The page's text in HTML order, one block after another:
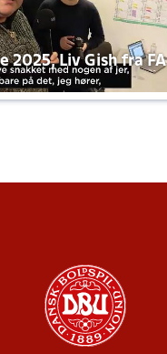
2025, Liv Gish fra FA